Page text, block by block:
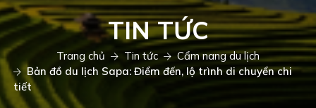
TIN TỨC
Trang chủ Tin tức
Cẩm nang du lịch
Bản đồ du lịch Sapa: Điểm đến, lộ trình di chuyển chi
tiết